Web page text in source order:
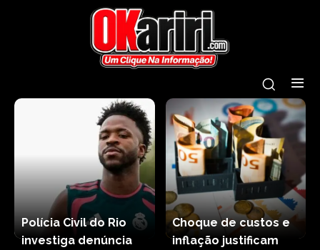
Polícia Civil do Rio
investiga denúncia
Choque de custos e
inflação justificam